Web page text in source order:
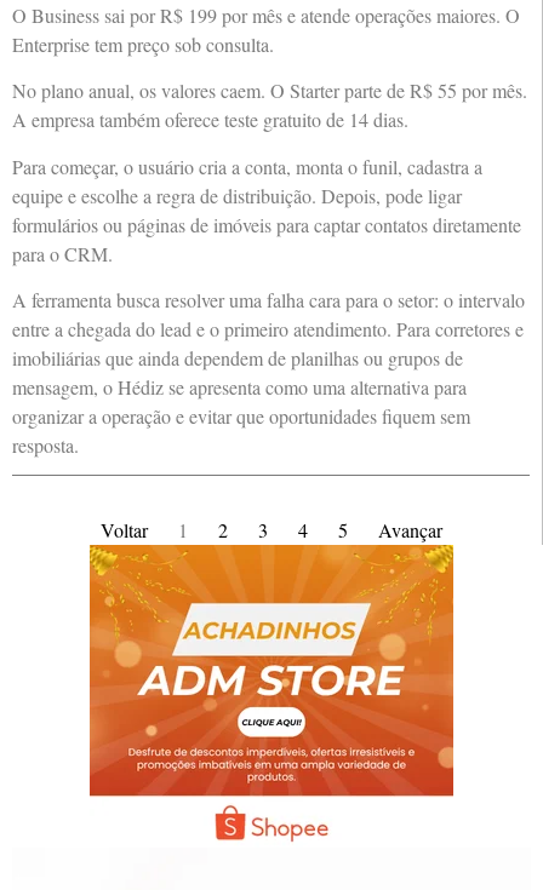
O Business sai por R$ 199 por mês e atende operações maiores. O
Enterprise tem preço sob consulta.
No plano anual, os valores caem. O Starter parte de R$ 55 por mês.
A empresa também oferece teste gratuito de 14 dias.
Para começar, o usuário cria a conta, monta o funil, cadastra a
equipe e escolhe a regra de distribuição. Depois, pode ligar
formulários ou páginas de imóveis para captar contatos diretamente
para o CRM.
A ferramenta busca resolver uma falha cara para o setor: o intervalo
entre a chegada do lead e o primeiro atendimento. Para corretores e
imobiliárias que ainda dependem de planilhas ou grupos de
mensagem, o Hédiz se apresenta como uma alternativa para
organizar a operação e evitar que oportunidades fiquem sem
resposta.
Voltar 1 2 3 4 5 Avançar